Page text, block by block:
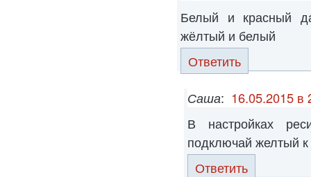
Белый и красный
жёлтый и белый
Ответить
Саша: 16.05.2015 в
В настройках
подключай желтый
Ответить